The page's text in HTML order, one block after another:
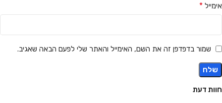
חוות דעת
אימייל *
שמור בדפדפן זה את השם, האימייל והאתר שלי לפעם הבאה שאגיב.